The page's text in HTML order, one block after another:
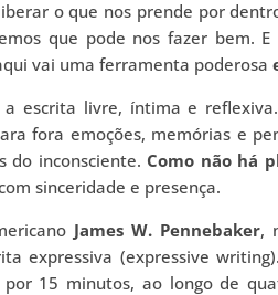
o que nos prende por
que pode nos fazer bem.
vai uma ferramenta poderosa
a escrita livre, íntima e
fora emoções, memórias e
do inconsciente. Como não há
sinceridade e presença.
James W. Pennebaker,
expressiva (expressive
15 minutos, ao longo de